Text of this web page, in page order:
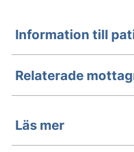
Information till
Relaterade
Läs mer